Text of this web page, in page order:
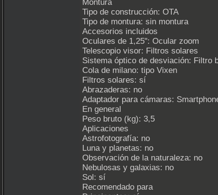
Montura
Tipo de construcción: OTA
Tipo de montura: sin montura
Accesorios incluidos
Oculares de 1,25": Ocular zoom
Telescopio visor: Filtros solares
Sistema óptico de desviación: Filtro
Cola de milano: tipo Vixen
Filtros solares: sí
Abrazaderas: no
Adaptador para cámaras:
En general
Peso bruto (kg): 3,5
Aplicaciones
Astrofotografía: no
Luna y planetas: no
Observación de la naturaleza: no
Nebulosas y galaxias: no
Sol: sí
Recomendado para